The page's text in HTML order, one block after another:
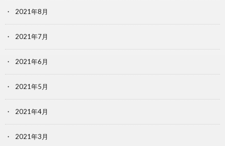
2021年8月
2021年7月
2021年6月
2021年5月
2021年4月
2021年3月